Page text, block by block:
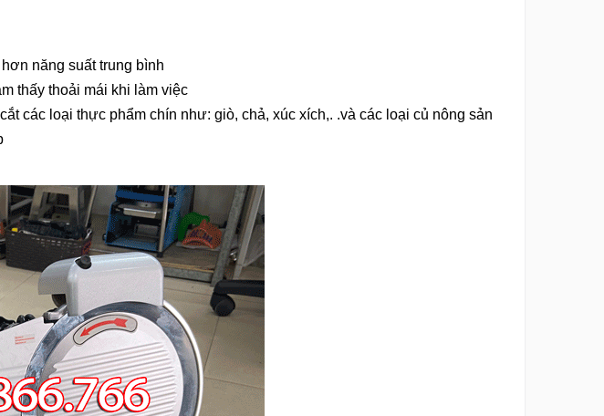
năng suất trung bình
thấy thoải mái khi làm việc
các loại thực phẩm chín như: giò, chả, xúc xích,. .và các loại củ nông sản